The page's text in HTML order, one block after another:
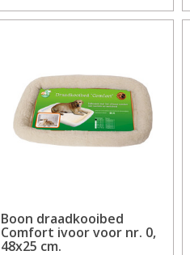
Boon draadkooibed
Comfort ivoor voor nr. 0,
48x25 cm.